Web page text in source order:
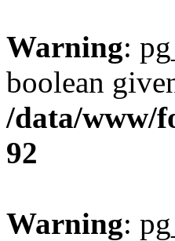
Warning:
boolean
/data/www/
92
Warning: